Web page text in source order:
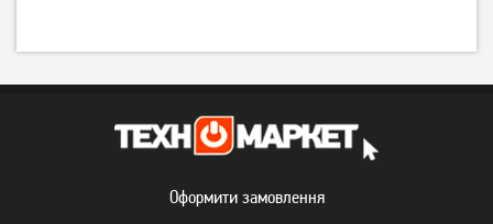
50UGN18ST2 Smart TV WiFi
15 619грн
32HGN18ST2 Smart TV WiFi
7 619грн
Оформити замовлення